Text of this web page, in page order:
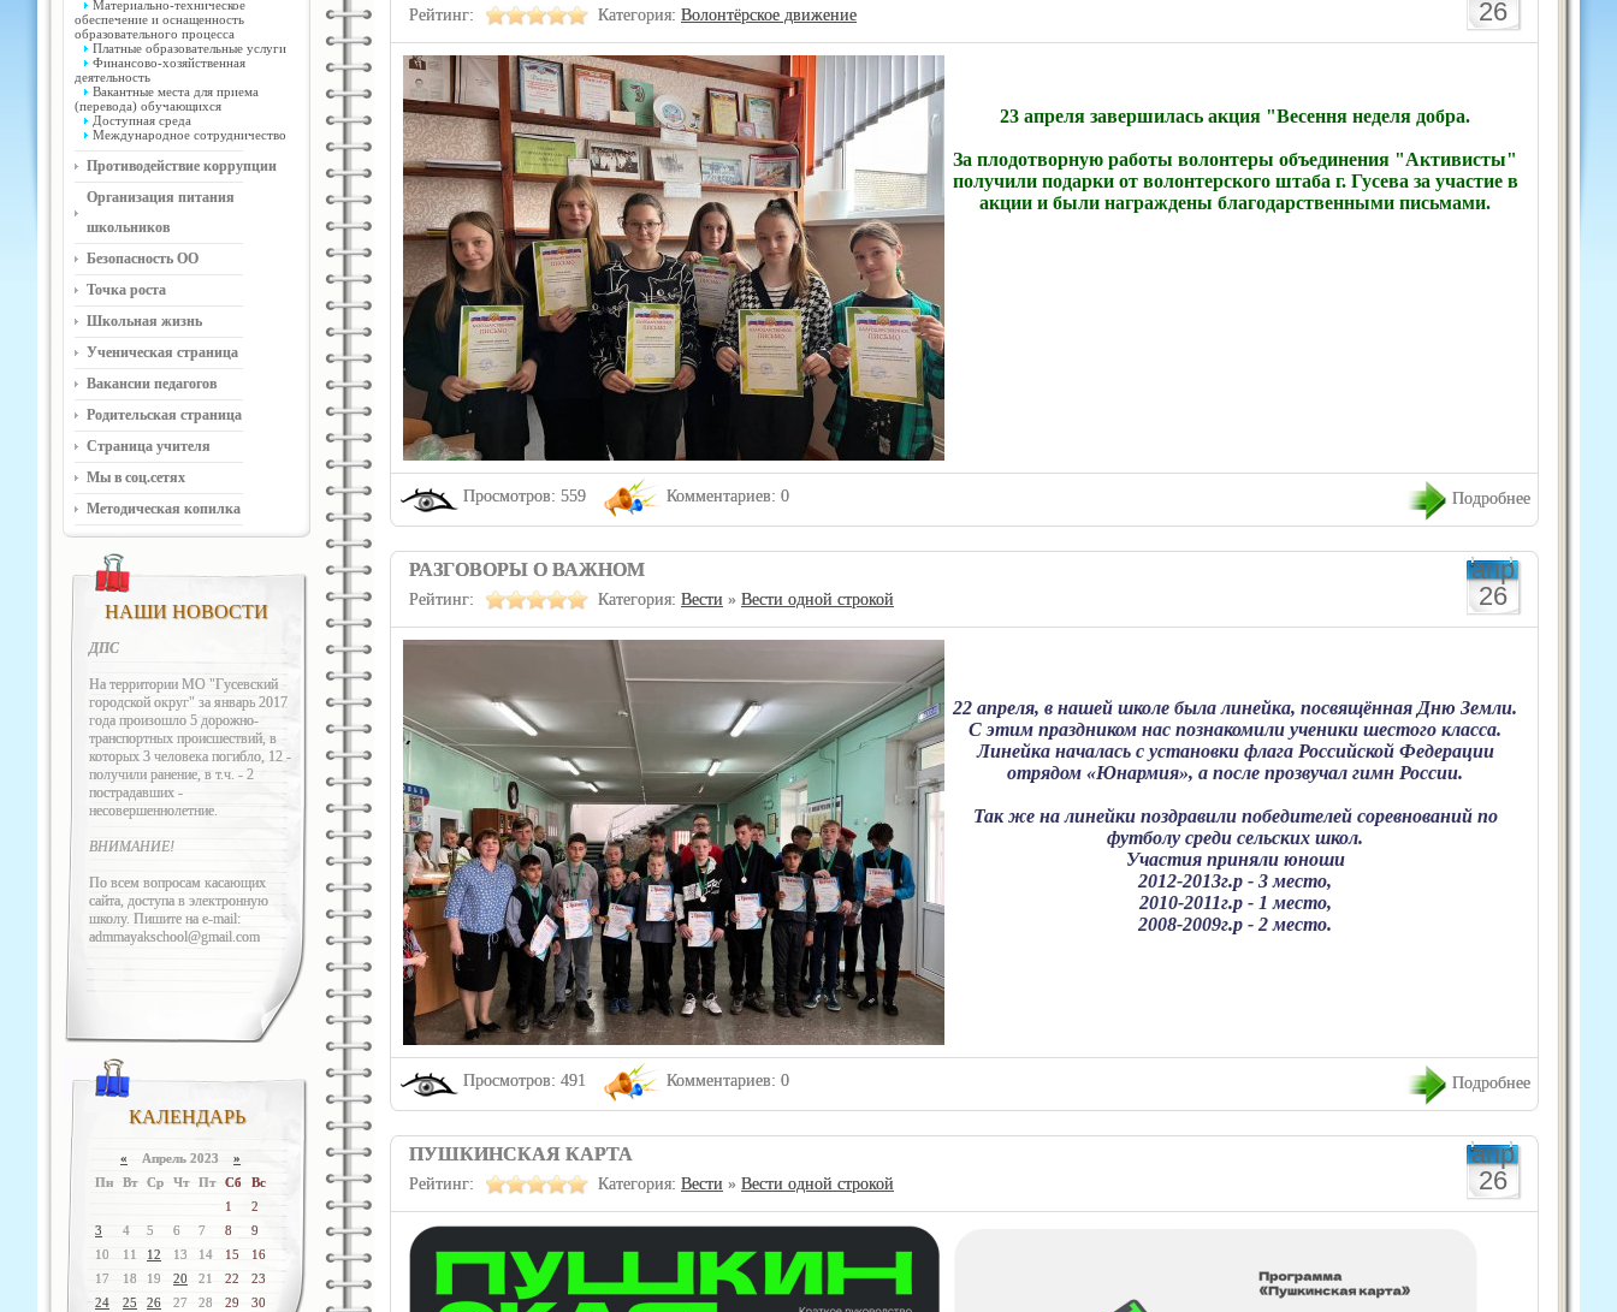
Материально-техническое
обеспечение и оснащенность
образовательного процесса
Платные образовательные услуги
Финансово-хозяйственная
деятельность
Вакантные места для приема
(перевода) обучающихся
Доступная среда
Международное сотрудничество
Противодействие коррупции
Организация питания
школьников
Безопасность ОО
Точка роста
Школьная жизнь
Ученическая страница
Вакансии педагогов
Родительская страница
Страница учителя
Мы в соц.сетях
Методическая копилка
НАШИ НОВОСТИ
ДПС
На территории МО "Гусевский
городской округ" за январь 2017
года произошло 5 дорожно-
транспортных происшествий, в
которых 3 человека погибло, 12 -
получили ранение, в т.ч. - 2
пострадавших -
несовершеннолетние.
ВНИМАНИЕ!
По всем вопросам касающих
сайта, доступа в электронную
школу. Пишите на e-mail:
admmayakschool@gmail.com
КАЛЕНДАРЬ
« Апрель 2023 »
Пн
Вт Ср Чт Пт Сб
Вс
1
2
3
4 5 6 7 8
9
10
11 12 13 14 15
16
17
18 19 20 21 22
23
24
25 26 27 28 29 30
26
Рейтинг: Категория: Волонтёрское движение
23 апреля завершилась акция "Весення неделя добра.
За плодотворную работы волонтеры объединения "Активисты"
получили подарки от волонтерского штаба г. Гусева за участие в
акции и были награждены благодарственными письмами.
Просмотров: 559 Комментариев: 0 Подробнее
апр
26
РАЗГОВОРЫ О ВАЖНОМ
Рейтинг: Категория: Вести » Вести одной строкой
22 апреля, в нашей школе была линейка, посвящённая Дню Земли.
С этим праздником нас познакомили ученики шестого класса.
Линейка началась с установки флага Российской Федерации
отрядом «Юнармия», а после прозвучал гимн России.
Так же на линейки поздравили победителей соревнований по
футболу среди сельских школ.
Участия приняли юноши
2012-2013г.р - 3 место,
2010-2011г.р - 1 место,
2008-2009г.р - 2 место.
Просмотров: 491 Комментариев: 0 Подробнее
апр
26
ПУШКИНСКАЯ КАРТА
Рейтинг: Категория: Вести » Вести одной строкой